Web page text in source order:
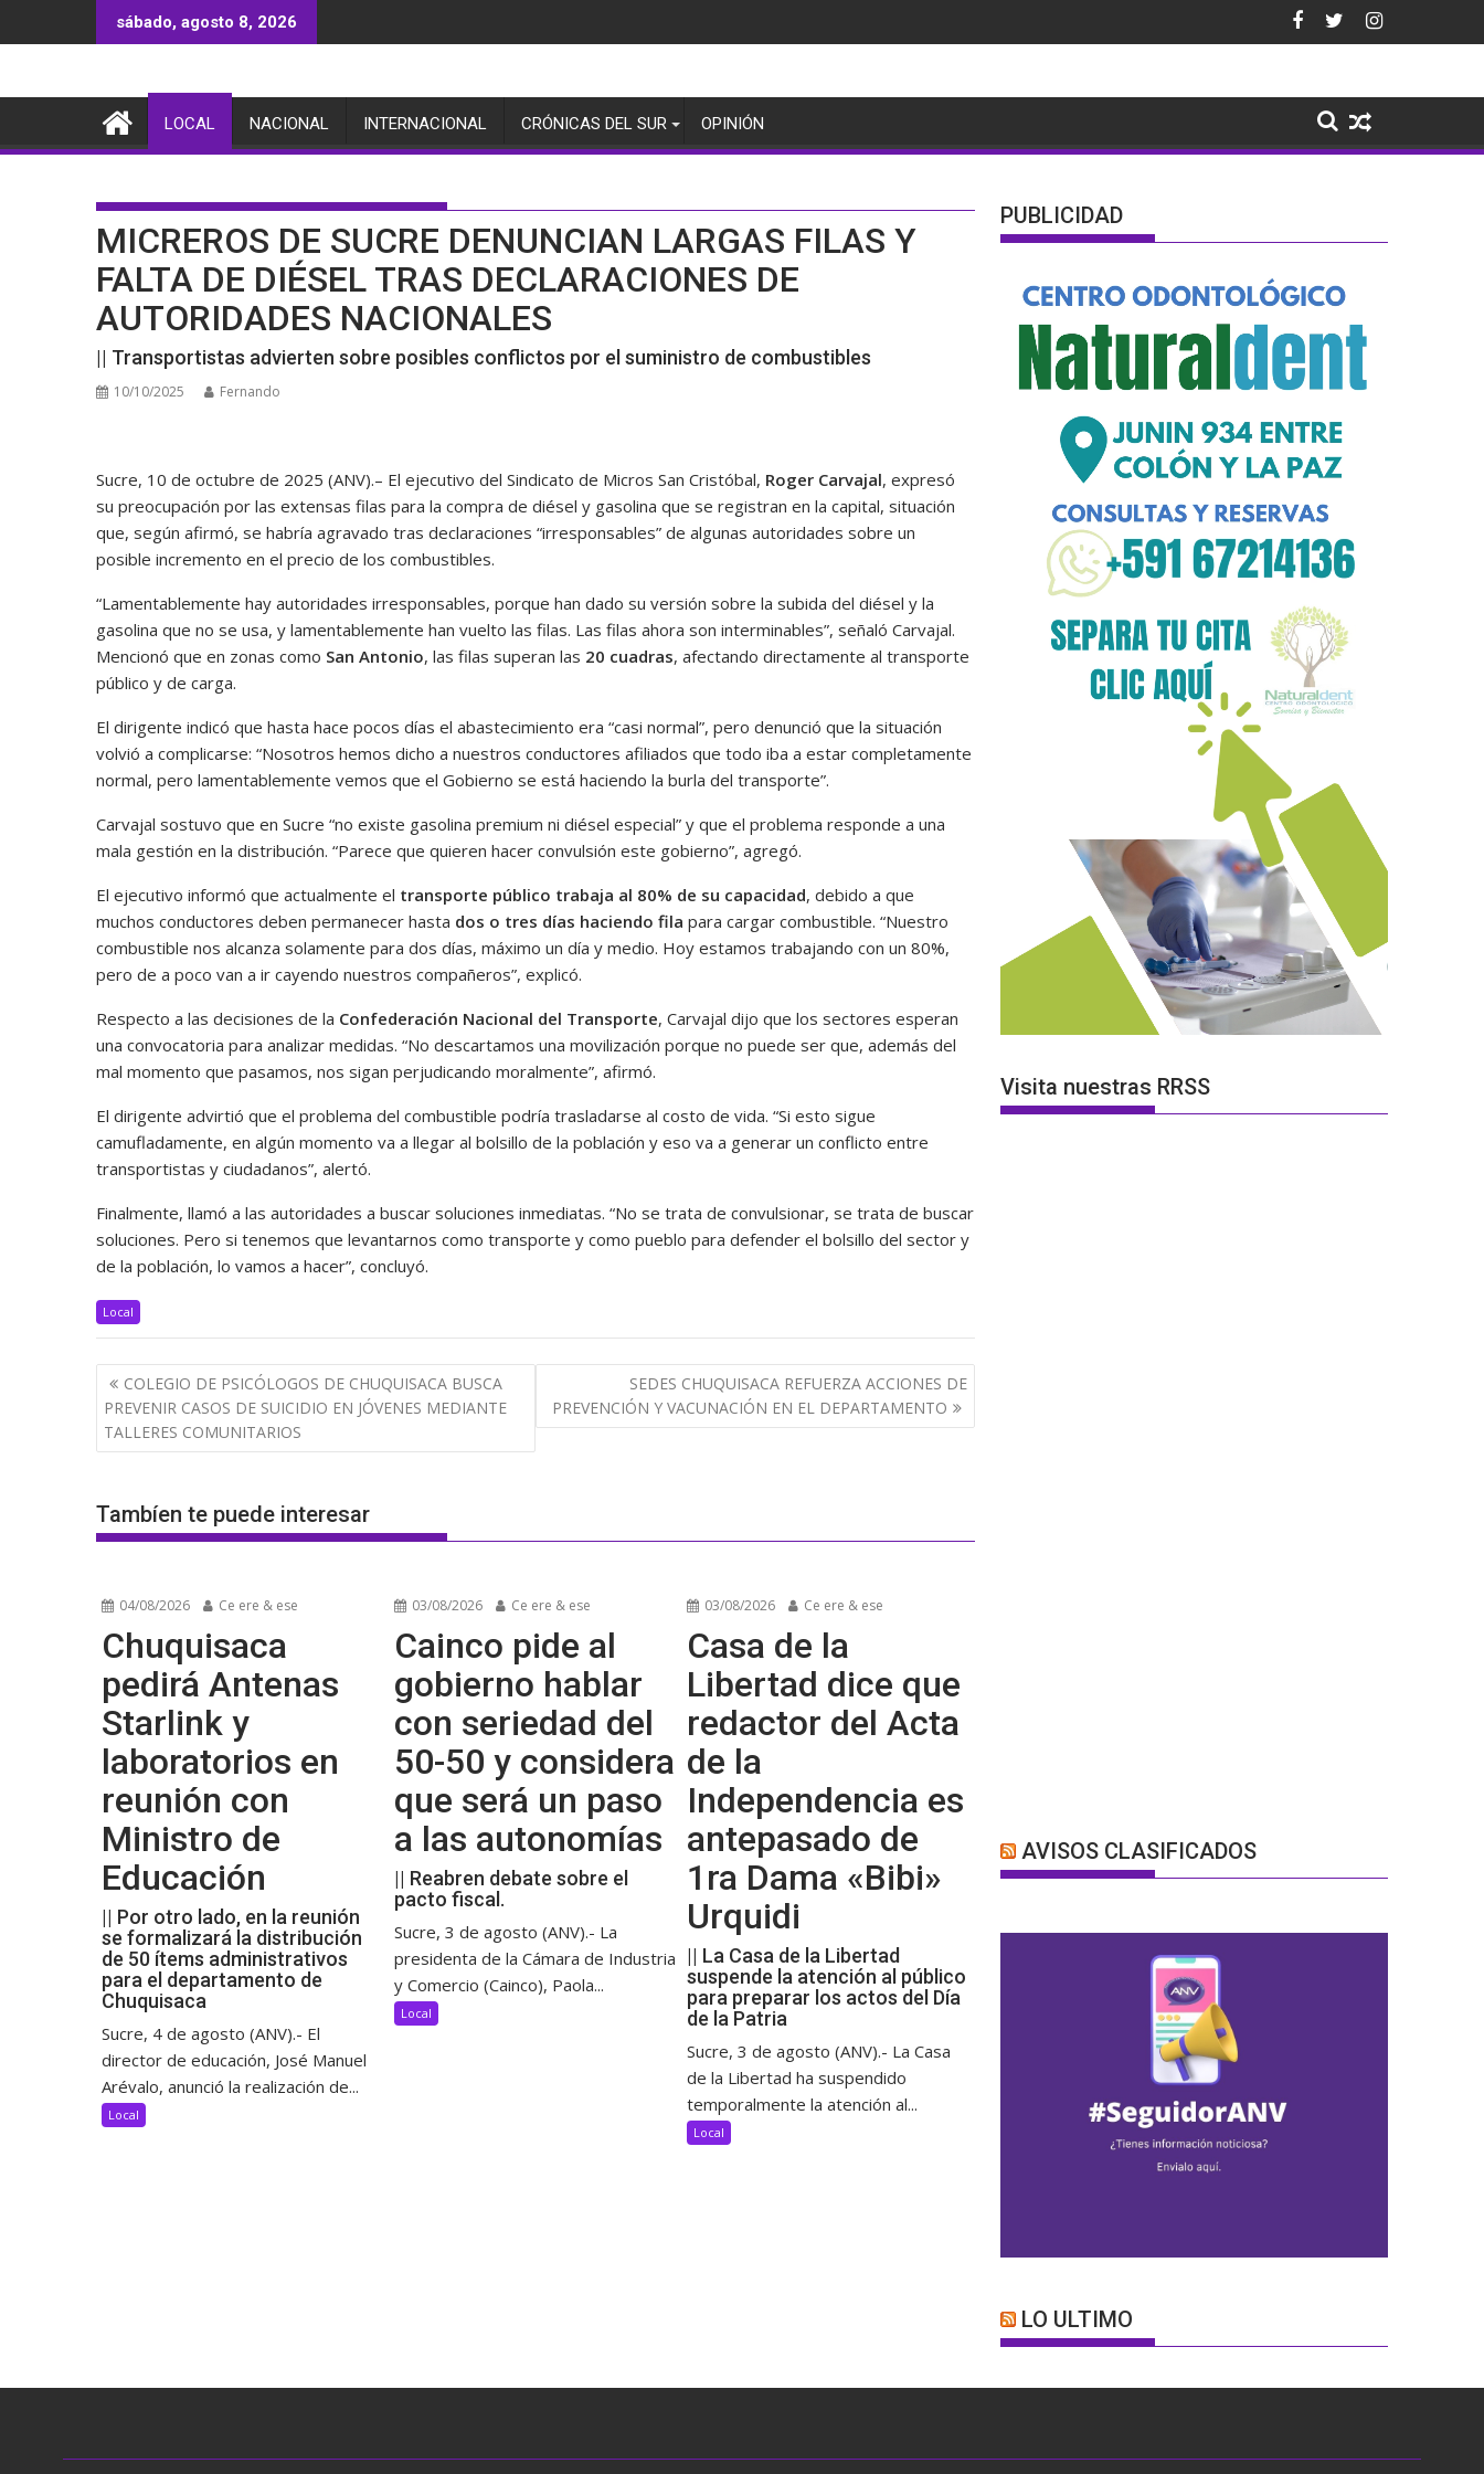
al
sábado, agosto 8, 2026
LOCAL NACIONAL INTERNACIONAL CRÓNICAS DEL SUR OPINIÓN
MICREROS DE SUCRE DENUNCIAN LARGAS FILAS Y
FALTA DE DIÉSEL TRAS DECLARACIONES DE
AUTORIDADES NACIONALES
|| Transportistas advierten sobre posibles conflictos por el suministro de combustibles
10/10/2025 Fernando
Sucre, 10 de octubre de 2025 (ANV).– El ejecutivo del Sindicato de Micros San Cristóbal, Roger Carvajal, expresó
su preocupación por las extensas filas para la compra de diésel y gasolina que se registran en la capital, situación
que, según afirmó, se habría agravado tras declaraciones “irresponsables” de algunas autoridades sobre un
posible incremento en el precio de los combustibles.
“Lamentablemente hay autoridades irresponsables, porque han dado su versión sobre la subida del diésel y la
gasolina que no se usa, y lamentablemente han vuelto las filas. Las filas ahora son interminables”, señaló Carvajal.
Mencionó que en zonas como San Antonio, las filas superan las 20 cuadras, afectando directamente al transporte
público y de carga.
El dirigente indicó que hasta hace pocos días el abastecimiento era “casi normal”, pero denunció que la situación
volvió a complicarse: “Nosotros hemos dicho a nuestros conductores afiliados que todo iba a estar completamente
normal, pero lamentablemente vemos que el Gobierno se está haciendo la burla del transporte”.
Carvajal sostuvo que en Sucre “no existe gasolina premium ni diésel especial” y que el problema responde a una
mala gestión en la distribución. “Parece que quieren hacer convulsión este gobierno”, agregó.
El ejecutivo informó que actualmente el transporte público trabaja al 80% de su capacidad, debido a que
muchos conductores deben permanecer hasta dos o tres días haciendo fila para cargar combustible. “Nuestro
combustible nos alcanza solamente para dos días, máximo un día y medio. Hoy estamos trabajando con un 80%,
pero de a poco van a ir cayendo nuestros compañeros”, explicó.
Respecto a las decisiones de la Confederación Nacional del Transporte, Carvajal dijo que los sectores esperan
una convocatoria para analizar medidas. “No descartamos una movilización porque no puede ser que, además del
mal momento que pasamos, nos sigan perjudicando moralmente”, afirmó.
El dirigente advirtió que el problema del combustible podría trasladarse al costo de vida. “Si esto sigue
camufladamente, en algún momento va a llegar al bolsillo de la población y eso va a generar un conflicto entre
transportistas y ciudadanos”, alertó.
Finalmente, llamó a las autoridades a buscar soluciones inmediatas. “No se trata de convulsionar, se trata de buscar
soluciones. Pero si tenemos que levantarnos como transporte y como pueblo para defender el bolsillo del sector y
de la población, lo vamos a hacer”, concluyó.
Local
Navegación
de
entradas
COLEGIO DE PSICÓLOGOS DE CHUQUISACA BUSCA
PREVENIR CASOS DE SUICIDIO EN JÓVENES MEDIANTE
TALLERES COMUNITARIOS
SEDES CHUQUISACA REFUERZA ACCIONES DE
PREVENCIÓN Y VACUNACIÓN EN EL DEPARTAMENTO
Tambíen te puede interesar
04/08/2026 Ce ere & ese
Chuquisaca
pedirá Antenas
Starlink y
laboratorios en
reunión con
Ministro de
Educación
|| Por otro lado, en la reunión
se formalizará la distribución
de 50 ítems administrativos
para el departamento de
Chuquisaca
Sucre, 4 de agosto (ANV).- El
director de educación, José Manuel
Arévalo, anunció la realización de...
Local
03/08/2026 Ce ere & ese
Cainco pide al
gobierno hablar
con seriedad del
50-50 y considera
que será un paso
a las autonomías
|| Reabren debate sobre el
pacto fiscal.
Sucre, 3 de agosto (ANV).- La
presidenta de la Cámara de Industria
y Comercio (Cainco), Paola...
Local
03/08/2026 Ce ere & ese
Casa de la
Libertad dice que
redactor del Acta
de la
Independencia es
antepasado de
1ra Dama «Bibi»
Urquidi
|| La Casa de la Libertad
suspende la atención al público
para preparar los actos del Día
de la Patria
Sucre, 3 de agosto (ANV).- La Casa
de la Libertad ha suspendido
temporalmente la atención al...
Local
PUBLICIDAD
Visita nuestras RRSS
AVISOS CLASIFICADOS
LO ULTIMO